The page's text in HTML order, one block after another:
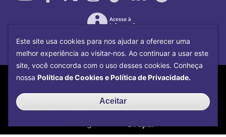
Copyright©2026Universidade Federal
Centro de Tecnologia da
Informação e Comunicaçãocom o CMS de
código aberto
Drupal
Este site usa cookies para nos ajudar a oferecer uma
melhor experiência ao visitar-nos. Ao continuar a usar este
site, você concorda com o uso desses cookies. Conheça
nossa Política de Cookies e Política de Privacidade.
Aceitar